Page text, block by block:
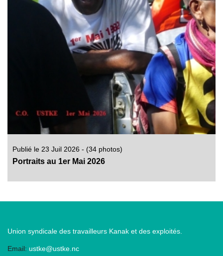
Publié le 23 Juil 2026 - (34 photos)
Portraits au 1er Mai 2026
Union syndicale des travailleurs Kanak et des exploités.
Email: ustke@ustke.nc